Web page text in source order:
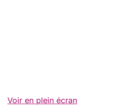
Voir en plein écran